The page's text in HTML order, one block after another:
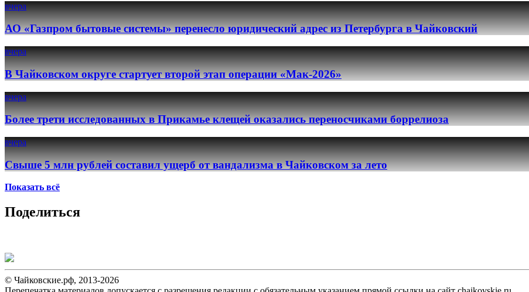
вчера
АО «Газпром бытовые системы» перенесло юридический адрес из Петербурга в Чайковский
вчера
В Чайковском округе стартует второй этап операции «Мак-2026»
вчера
Более трети исследованных в Прикамье клещей оказались переносчиками боррелиоза
вчера
Свыше 5 млн рублей составил ущерб от вандализма в Чайковском за лето
Показать всё
Поделиться
© Чайковские.рф, 2013-2026